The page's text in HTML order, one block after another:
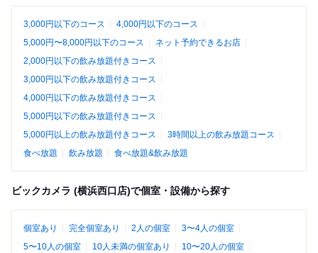
3,000円以下のコース
4,000円以下のコース
5,000円〜8,000円以下のコース
ネット予約できるお店
2,000円以下の飲み放題付きコース
3,000円以下の飲み放題付きコース
4,000円以下の飲み放題付きコース
5,000円以下の飲み放題付きコース
5,000円以上の飲み放題付きコース
3時間以上の飲み放題コース
食べ放題
飲み放題 食べ放題&飲み放題
ビックカメラ (横浜西口店)で個室・設備から探す
個室あり 完全個室あり 2人の個室
3〜4人の個室
5〜10人の個室
10人未満の個室あり
10〜20人の個室